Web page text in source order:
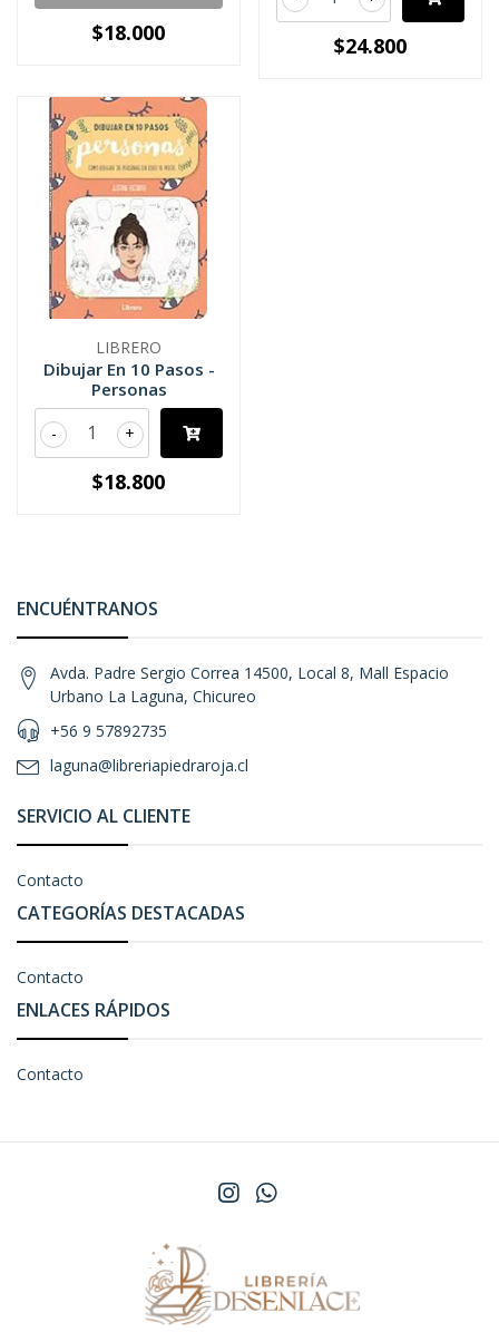
$18.000 $24.800
LIBRERO
Dibujar En 10 Pasos -
Personas
+
-
$18.800
ENCUÉNTRANOS
Avda. Padre Sergio Correa 14500, Local 8, Mall Espacio
Urbano La Laguna, Chicureo
+56 9 57892735
laguna@libreriapiedraroja.cl
SERVICIO AL CLIENTE
Contacto
CATEGORÍAS DESTACADAS
Contacto
ENLACES RÁPIDOS
Contacto